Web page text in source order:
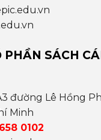
PHẦN SÁCH
đường Lê Hồng
Minh
0102